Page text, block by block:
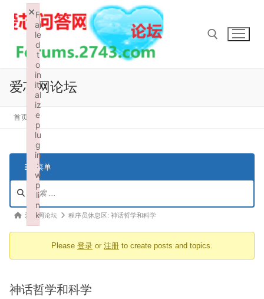
爱芯网论坛
首页
菜单
导
论
航
你
爱芯网论坛 程序员休息区: 神话哲学和科学
Please 登录 or 注册 to create posts and topics.
神话哲学和科学
F
ai
le
d
t
o
in
iti
al
iz
e
p
lu
g
in
:
w
p
li
n
k
×
Failed to initialize plugin: wplink